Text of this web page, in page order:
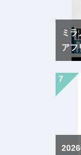
ミ
ア